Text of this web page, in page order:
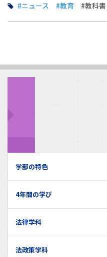
#ニュース #教育 #教科書
学部の特色
4年間の学び
法律学科
法政策学科